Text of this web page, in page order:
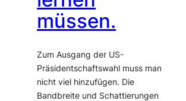
müssen.
Zum Ausgang der US-
Präsidentschaftswahl muss man
nicht viel hinzufügen. Die
Bandbreite und Schattierungen